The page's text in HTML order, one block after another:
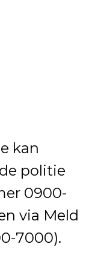
kan
politie
0900-
via Meld
7000).